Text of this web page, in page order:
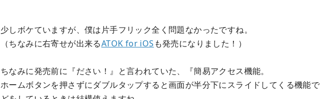
少しボケていますが、僕は片手フリック全く問題なかったですね。
（ちなみに右寄せが出来るATOK for iOS も発売になりました！）
ちなみに発売前に『ださい！』と言われていた、『簡易アクセス機能。
ホームボタンを押さずにダブルタップすると画面が半分下にスライドしてくる機能